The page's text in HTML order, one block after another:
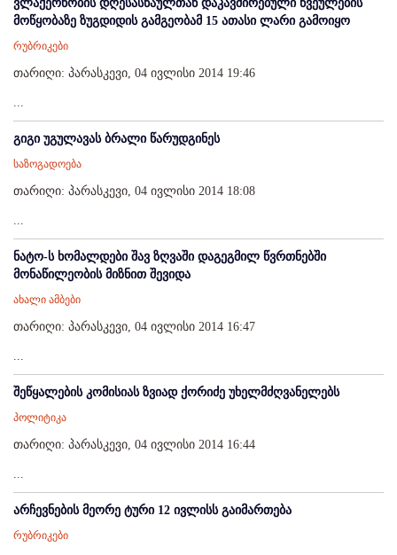
ვლაქერნობის დღესასწაულთან დაკავშირებული წვეულების
მოწყობაზე ზუგდიდის გამგეობამ 15 ათასი ლარი გამოიყო
რუბრიკები
თარიღი: პარასკევი, 04 ივლისი 2014 19:46
...
გიგი უგულავას ბრალი წარუდგინეს
საზოგადოება
თარიღი: პარასკევი, 04 ივლისი 2014 18:08
...
ნატო-ს ხომალდები შავ ზღვაში დაგეგმილ წვრთნებში
მონაწილეობის მიზნით შევიდა
ახალი ამბები
თარიღი: პარასკევი, 04 ივლისი 2014 16:47
...
შეწყალების კომისიას ზვიად ქორიძე უხელმძღვანელებს
პოლიტიკა
თარიღი: პარასკევი, 04 ივლისი 2014 16:44
...
არჩევნების მეორე ტური 12 ივლისს გაიმართება
რუბრიკები